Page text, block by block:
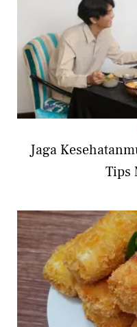
Jaga
Tips